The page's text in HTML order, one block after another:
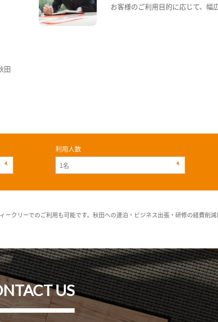
お客様のご利用目的に応じて、幅
田
利用人数
クリーでのご利用も可能です。秋田への連泊・ビジネス出張・研修の経費削
US